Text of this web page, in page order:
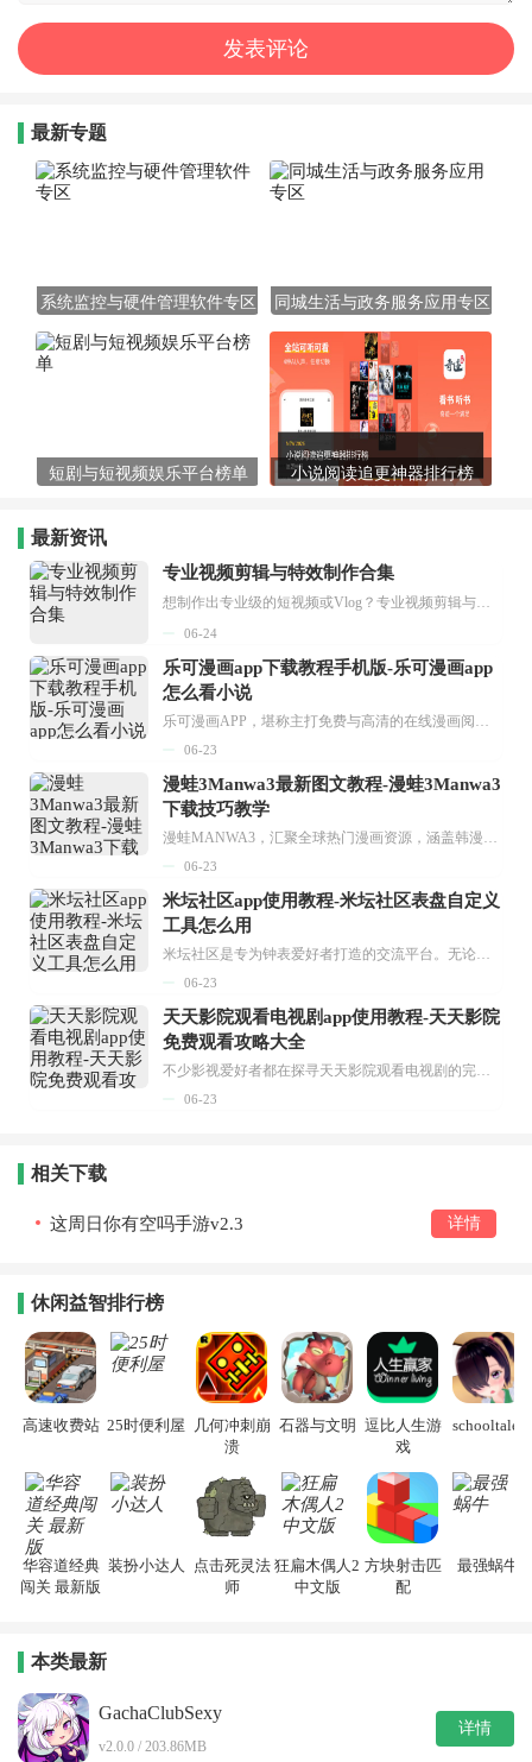
最新专题
系统监控与硬件管理软件专区 同城生活与政务服务应用专区
短剧与短视频娱乐平台榜单 小说阅读追更神器排行榜
最新资讯
专业视频剪辑与特效制作合集
想制作出专业级的短视频或Vlog？专业视频剪辑与特效制作大全专题为你提供了从剪辑、抠像到特效包装的全套解决方案。无论是添加炫酷的片头、进行精准的视频抠图，还是制...
06-24
乐可漫画app下载教程手机版-乐可漫画app
怎么看小说
乐可漫画APP，堪称主打免费与高清的在线漫画阅读神器。其官方版提供海量完整版漫画资源，无论是国内漫画，还是日漫、韩漫、台漫、美漫等国外漫画，应有尽有，随时供你阅读。只需轻点一下，便能直接进入阅读界面。不仅如此，乐可漫画最新版本更新速度极快，在这里，你总能抢先看到全网一手漫画章节内容！...
06-23
漫蛙3Manwa3最新图文教程-漫蛙3Manwa3
下载技巧教学
漫蛙MANWA3，汇聚全球热门漫画资源，涵盖韩漫、欧美漫画、国漫等多种类型，题材丰富多样，全方位满足用户阅读喜好。它不仅是阅读平台，更是创作平台，为广大用户打造零门槛创作环境。...
06-23
米坛社区app使用教程-米坛社区表盘自定义
工具怎么用
米坛社区是专为钟表爱好者打造的交流平台。无论你是初涉钟表领域的普通爱好者，还是拥有多年收藏经验的资深玩家，都能在此找到属于自己的天地。 无需注册，就能轻松参与其中。通过专业的讨论论坛与丰富的交互功能，你可与世界各地的钟表爱好者畅快交流。若你钟情于钟表，米坛社区无疑是值得一试的理想之选。在这里，你能获取最新的手表资讯，交流见解，提升鉴赏品味，让每一块手表都成为收藏故事中重要的一部分。感兴趣的朋友，不要错过下载机会。...
06-23
天天影院观看电视剧app使用教程-天天影院
免费观看攻略大全
不少影视爱好者都在探寻天天影院观看电视剧的完整方法，结合最新平台使用规则，本篇新手入门攻略全面讲解观看渠道、检索流程、播放设置以及画面模式调整等实用内容。全文适配手机、电脑等主流设备，步骤简洁易懂，无论是初次使用的新手，还是想要优化观影体验的用户，都能参照内容快速上手，熟练掌握平台各项操作技巧，轻松畅享影视内容。...
06-23
相关下载
这周日你有空吗手游v2.3 详情
休闲益智排行榜
高速收费站 25时便利屋
几何冲刺崩
溃
石器与文明 逗比人生游
戏
schooltales
华容道经典
闯关 最新版
装扮小达人
点击死灵法
师
狂扁木偶人2
中文版
方块射击匹
配
最强蜗牛
本类最新
GachaClubSexy
v2.0.0 / 203.86MB
详情